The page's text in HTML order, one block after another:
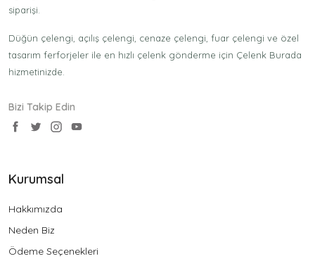
siparişi.
Düğün çelengi, açılış çelengi, cenaze çelengi, fuar çelengi ve özel
tasarım ferforjeler ile en hızlı çelenk gönderme için Çelenk Burada
hizmetinizde.
Bizi Takip Edin
Kurumsal
Hakkımızda
Neden Biz
Ödeme Seçenekleri